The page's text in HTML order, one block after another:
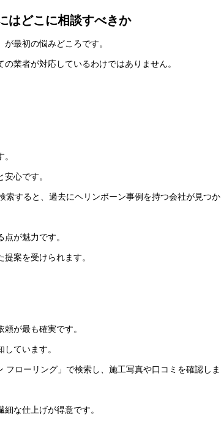
はどこに相談すべきか
最初の悩みどころです。
業者が対応しているわけではありません。
心です。
すると、過去にヘリンボーン事例を持つ会社が見つか
が魅力です。
案を受けられます。
が最も確実です。
ています。
ローリング」で検索し、施工写真や口コミを確認しま
な仕上げが得意です。